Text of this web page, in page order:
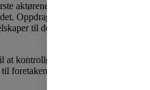
aktørene nasjonalt med mange
Oppdragene spenner seg fra
til de største
kontrolløren må være uavhengig,
foretakene som har ansvaret som